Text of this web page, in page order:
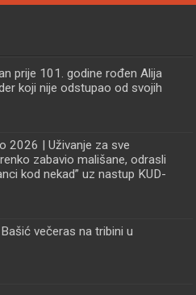
prije 101. godine rođen Alija
koji nije odstupao od svojih
2026 | Uživanje za sve
zabavio mališane, odrasli
kod nekad” uz nastup KUD-
večeras na tribini u